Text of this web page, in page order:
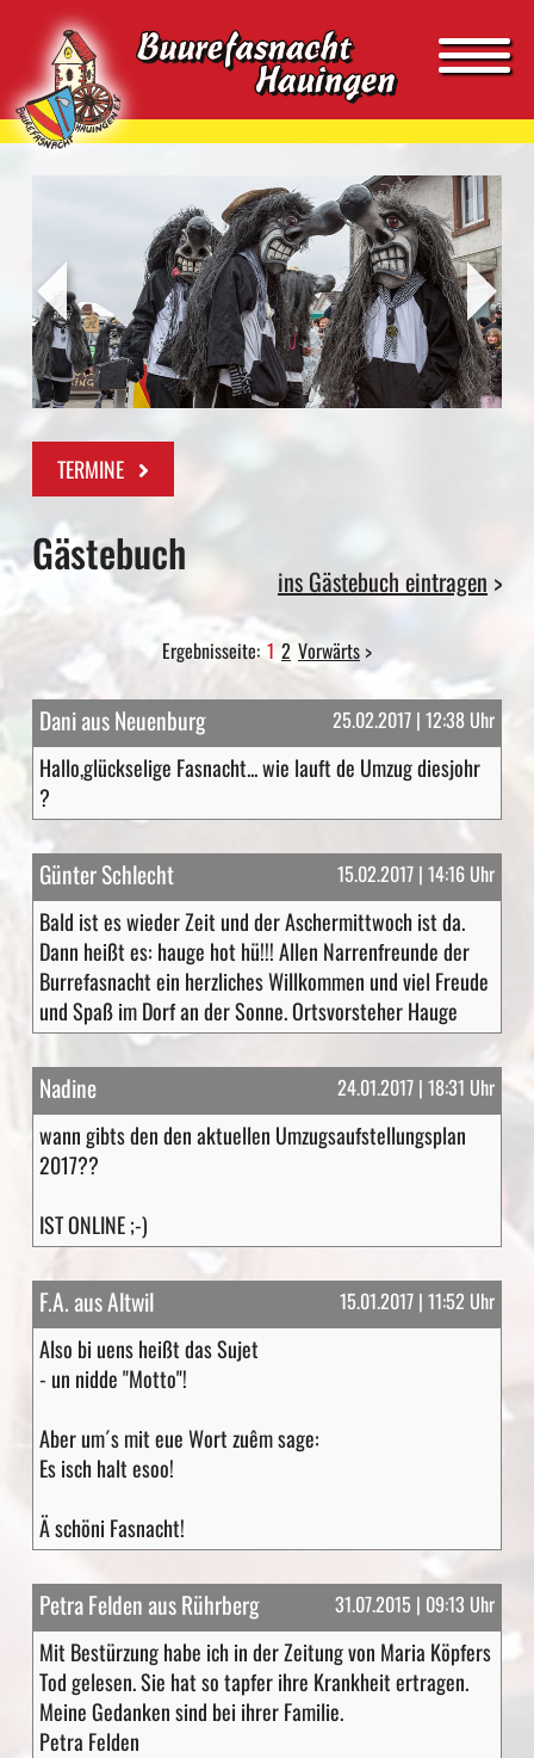
TERMINE
Gästebuch
ins Gästebuch eintragen >
Ergebnisseite: 1 2 Vorwärts >
Dani aus Neuenburg 25.02.2017 | 12:38 Uhr
Hallo,glückselige Fasnacht... wie lauft de Umzug diesjohr
?
Günter Schlecht 15.02.2017 | 14:16 Uhr
Bald ist es wieder Zeit und der Aschermittwoch ist da.
Dann heißt es: hauge hot hü!!! Allen Narrenfreunde der
Burrefasnacht ein herzliches Willkommen und viel Freude
und Spaß im Dorf an der Sonne. Ortsvorsteher Hauge
Nadine 24.01.2017 | 18:31 Uhr
wann gibts den den aktuellen Umzugsaufstellungsplan
2017??
IST ONLINE ;-)
F.A. aus Altwil 15.01.2017 | 11:52 Uhr
Also bi uens heißt das Sujet
- un nidde "Motto"!
Aber um´s mit eue Wort zuêm sage:
Es isch halt esoo!
Ä schöni Fasnacht!
Petra Felden aus Rührberg 31.07.2015 | 09:13 Uhr
Mit Bestürzung habe ich in der Zeitung von Maria Köpfers
Tod gelesen. Sie hat so tapfer ihre Krankheit ertragen.
Meine Gedanken sind bei ihrer Familie.
Petra Felden